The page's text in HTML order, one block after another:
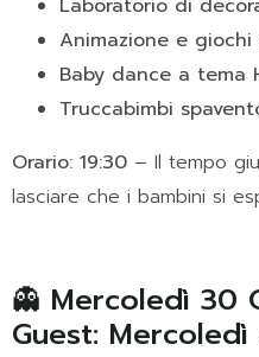
Laboratorio di
Animazione e
Baby dance a tema
Truccabimbi
Orario: 19:30 – Il tempo
lasciare che i bambini si
👻 Mercoledì 30
Guest: Mercoledì